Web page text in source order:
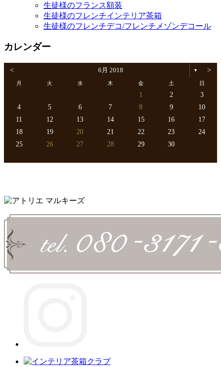
生徒様のフランス額装
生徒様のフレンチインテリア茶箱
生徒様のフレンチデコ/フレンチメゾンデコール
カレンダー
< 6月 2018 ▼ >
月 火 水 木 金 土 日
1 2
3
4
5 6 7 8 9
10
11
12 13 14 15 16
17
18
19 20 21 22 23
24
25
26 27 28 29 30